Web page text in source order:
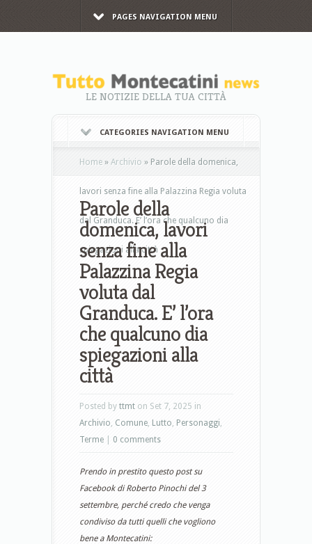
PAGES NAVIGATION MENU
LE NOTIZIE DELLA TUA CITTÀ
CATEGORIES NAVIGATION MENU
Home » Archivio » Parole della domenica,
lavori senza fine alla Palazzina Regia voluta
dal Granduca. E’ l’ora che qualcuno dia
spiegazioni alla città
Parole della
domenica, lavori
senza fine alla
Palazzina Regia
voluta dal
Granduca. E’ l’ora
che qualcuno dia
spiegazioni alla
città
Posted by ttmt on Set 7, 2025 in
Archivio, Comune, Lutto, Personaggi,
Terme
0 comments
Prendo in prestito questo post su
Facebook di Roberto Pinochi del 3
settembre, perché credo che venga
condiviso da tutti quelli che vogliono
bene a Montecatini: